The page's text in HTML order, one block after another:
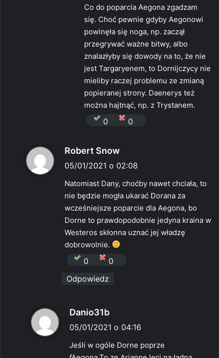
Co do poparcia Aegona zgadzam
się. Choć pewnie gdyby Aegonowi
powinęła się noga, np. zaczął
przegrywać ważne bitwy, albo
znalazłyby się dowody na to, że nie
jest Targaryenem, to Dornijczycy nie
mieliby raczej problemu ze zmianą
popieranej strony. Daenerys też
można hajtnąć, np. z Trystanem.
0 0
Robert Snow
i
e
:
05/01/2021 o 02:08
Natomiast Dany, choćby nawet chciała, to
nie będzie mogła ukarać Dorana za
wcześniejsze poparcie dla Aegona, bo
Dorne to prawdopodobnie jedyna kraina w
Westeros skłonna uznać jej władzę
dobrowolnie.
0
0
Odpowiedz
Danio31b
i
05/01/2021 o 04:16
Jeśli w ogóle Dorne poprze